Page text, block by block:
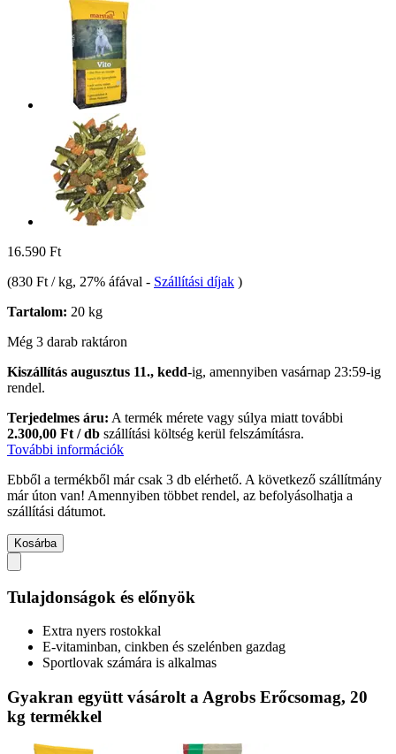
16.590 Ft
(830 Ft / kg, 27% áfával - Szállítási díjak )
Tartalom: 20 kg
Még 3 darab raktáron
Kiszállítás augusztus 11., kedd-ig, amennyiben vasárnap 23:59-ig
rendel.
Terjedelmes áru: A termék mérete vagy súlya miatt további
2.300,00 Ft / db szállítási költség kerül felszámításra.
További információk
Ebből a termékből már csak 3 db elérhető. A következő szállítmány
már úton van! Amennyiben többet rendel, az befolyásolhatja a
szállítási dátumot.
Kosárba
Tulajdonságok és előnyök
Extra nyers rostokkal
E-vitaminban, cinkben és szelénben gazdag
Sportlovak számára is alkalmas
Gyakran együtt vásárolt a Agrobs Erőcsomag, 20
kg termékkel